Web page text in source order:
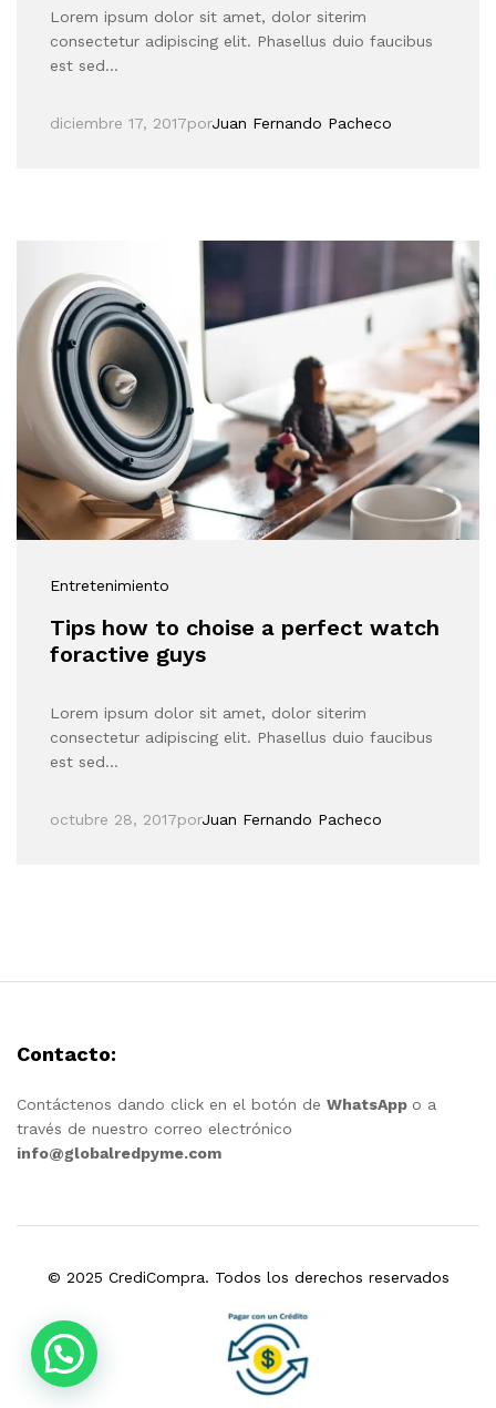
Lorem ipsum dolor sit amet, dolor siterim
consectetur adipiscing elit. Phasellus duio faucibus
est sed…
diciembre 17, 2017porJuan Fernando Pacheco
Entretenimiento
Tips how to choise a perfect watch
foractive guys
Lorem ipsum dolor sit amet, dolor siterim
consectetur adipiscing elit. Phasellus duio faucibus
est sed…
octubre 28, 2017porJuan Fernando Pacheco
Contacto:
Contáctenos dando click en el botón de WhatsApp o a
través de nuestro correo electrónico
info@globalredpyme.com
© 2025 CrediCompra. Todos los derechos reservados